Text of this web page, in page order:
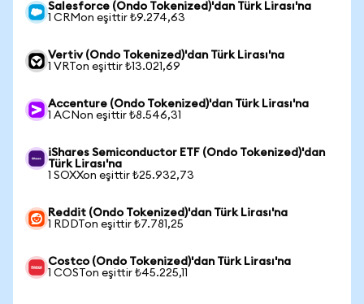
Salesforce (Ondo Tokenized)'dan Türk Lirası'na
1 CRMon eşittir ₺9.274,63
Vertiv (Ondo Tokenized)'dan Türk Lirası'na
1 VRTon eşittir ₺13.021,69
Accenture (Ondo Tokenized)'dan Türk Lirası'na
1 ACNon eşittir ₺8.546,31
iShares Semiconductor ETF (Ondo Tokenized)'dan
Türk Lirası'na
1 SOXXon eşittir ₺25.932,73
Reddit (Ondo Tokenized)'dan Türk Lirası'na
1 RDDTon eşittir ₺7.781,25
Costco (Ondo Tokenized)'dan Türk Lirası'na
1 COSTon eşittir ₺45.225,11